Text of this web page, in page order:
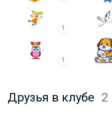
1
1
Друзья в клубе 2